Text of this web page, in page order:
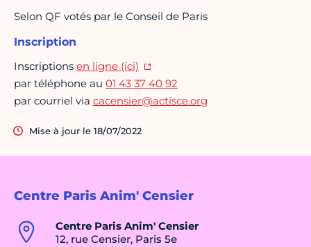
Centre Paris Anim' Censier
Centre Paris Anim' Censier
12, rue Censier, Paris 5e
Selon QF votés par le Conseil de Paris
Inscription
Inscriptions en ligne (ici)
par téléphone au 01 43 37 40 92
par courriel via cacensier@actisce.org
Mise à jour le 18/07/2022